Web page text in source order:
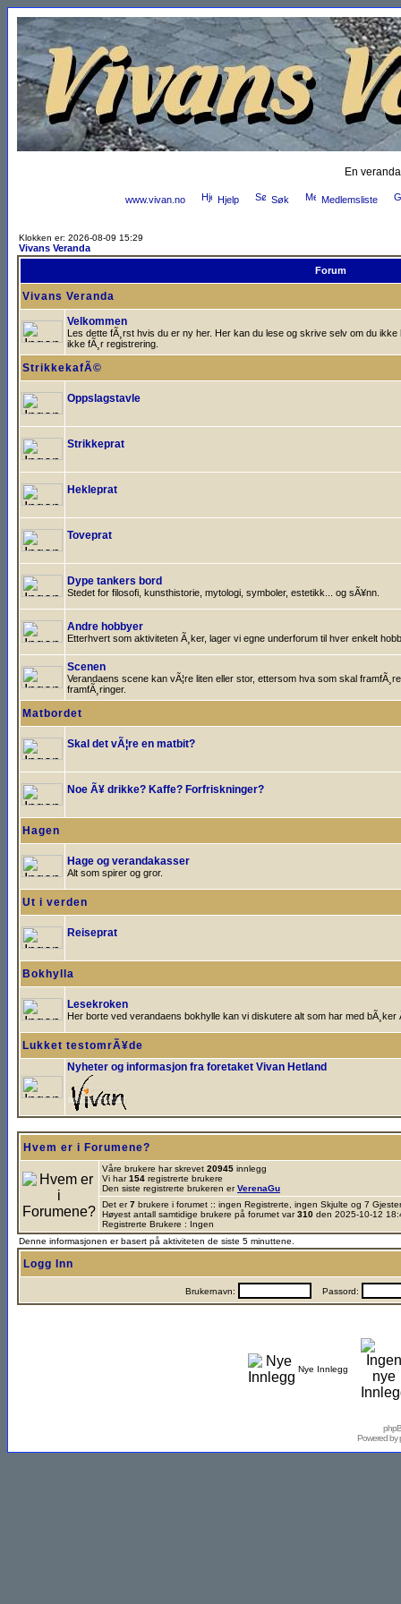
En
www.vivan.no Hjelp Søk Medlemsliste
Klokken er: 2026-08-09 15:29
Vivans Veranda
Forum
Vivans Veranda
Velkommen
Les dette fÃ¸rst hvis du er ny her. Her kan du lese og skrive selv om du
ikke fÃ¸r registrering.
StrikkekafÃ©
Oppslagstavle
Strikkeprat
Hekleprat
Toveprat
Dype tankers bord
Stedet for filosofi, kunsthistorie, mytologi, symboler, estetikk... og sÃ¥nn.
Andre hobbyer
Etterhvert som aktiviteten Ã¸ker, lager vi egne underforum til hver enkelt
Scenen
Verandaens scene kan vÃ¦re liten eller stor, ettersom hva som skal
framfÃ¸ringer.
Matbordet
Skal det vÃ¦re en matbit?
Noe Ã¥ drikke? Kaffe? Forfriskninger?
Hagen
Hage og verandakasser
Alt som spirer og gror.
Ut i verden
Reiseprat
Bokhylla
Lesekroken
Her borte ved verandaens bokhylle kan vi diskutere alt som har med bÃ¸ker
Lukket testomrÃ¥de
Nyheter og informasjon fra foretaket Vivan Hetland
Hvem er i Forumene?
Våre brukere har skrevet 20945 innlegg
Vi har154 registrerte brukere
Den siste registrerte brukeren erVerenaGu
Det er7 brukere i forumet :: ingen Registrerte, ingen Skjulte og 7
Høyest antall samtidige brukere på forumet var310 den 2025-10-12
Registrerte Brukere : Ingen
Denne informasjonen er basert på aktiviteten de siste 5 minuttene.
Logg Inn
Brukernavn: Passord:
Nye Innlegg
Powered by